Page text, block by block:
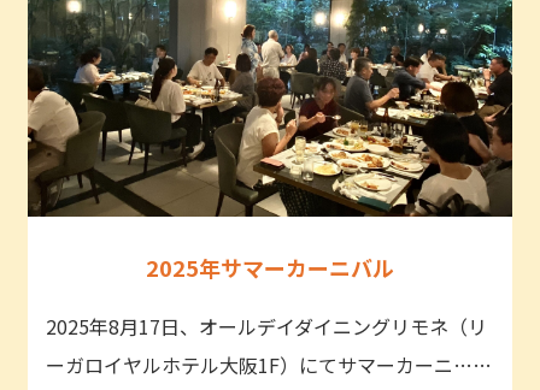
2025年サマーカーニバル
2025年8月17日、オールデイダイニングリモネ（リ
ーガロイヤルホテル大阪1F）にてサマーカーニ……